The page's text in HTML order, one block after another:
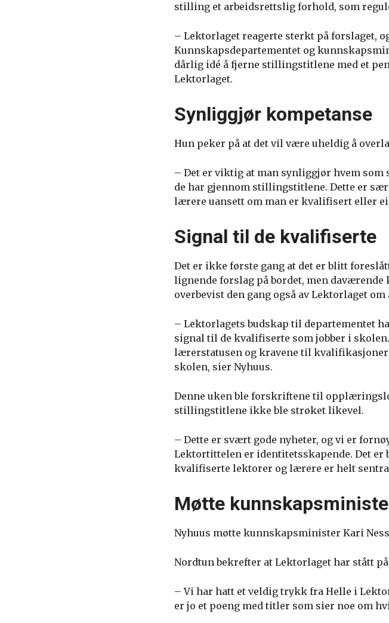
stilling et arbeidsrettslig forhold, som
– Lektorlaget reagerte sterkt på forslaget,
Kunnskapsdepartementet og
dårlig idé å fjerne stillingstitlene med et
Lektorlaget.
Synliggjør kompetanse
Hun peker på at det vil være uheldig å
– Det er viktig at man synliggjør hvem som
de har gjennom stillingstitlene. Dette er
lærere uansett om man er kvalifisert eller
Signal til de kvalifiserte
Det er ikke første gang at det er blitt
lignende forslag på bordet, men
overbevist den gang også av Lektorlaget
– Lektorlagets budskap til departementet
signal til de kvalifiserte som jobber i
lærerstatusen og kravene til
skolen, sier Nyhuus.
Denne uken ble forskriftene til
stillingstitlene ikke ble strøket likevel.
– Dette er svært gode nyheter, og vi er
Lektortittelen er identitetsskapende. Det
kvalifiserte lektorer og lærere er helt
Møtte
Nyhuus møtte kunnskapsminister Kari
Nordtun bekrefter at Lektorlaget har stått
– Vi har hatt et veldig trykk fra Helle i
er jo et poeng med titler som sier noe om